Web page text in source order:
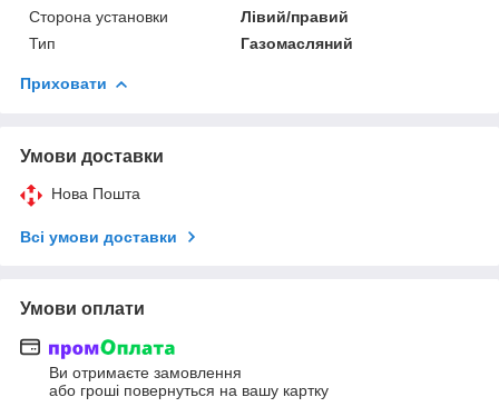
Сторона установки
Лівий/правий
Тип
Газомасляний
Приховати
Умови доставки
Нова Пошта
Всі умови доставки
Умови оплати
Ви отримаєте замовлення
або гроші повернуться на вашу картку